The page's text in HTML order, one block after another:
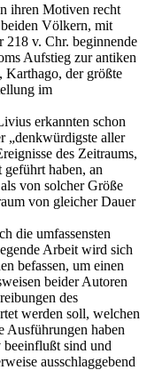
ihren Motiven recht
Völkern, mit
v. Chr. beginnende
Aufstieg zur antiken
Karthago, der größte
im
erkannten schon
„denkwürdigste aller
des Zeitraums,
haben, an
von solcher Größe
von gleicher Dauer
die umfassensten
Arbeit wird sich
befassen, um einen
beider Autoren
des
werden soll, welchen
Ausführungen haben
sind und
ausschlaggebend